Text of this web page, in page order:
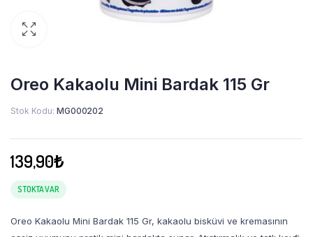
Oreo Kakaolu Mini Bardak 115 Gr
Stok Kodu: MG000202
139,90₺
STOKTA VAR
Oreo Kakaolu Mini Bardak 115 Gr, kakaolu bisküvi ve kremasının